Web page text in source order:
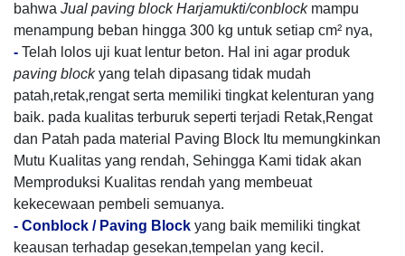
bahwa Jual paving block Harjamukti/conblockmampu
menampung beban hingga 300 kg untuk setiap cm² nya,
- Telah lolos uji kuat lentur beton. Hal ini agar produk
paving blockyang telah dipasang tidak mudah
patah,retak,rengat serta memiliki tingkat kelenturan yang
baik. pada kualitas terburuk seperti terjadi Retak,Rengat
dan Patah pada material Paving Block Itu memungkinkan
Mutu Kualitas yang rendah, Sehingga Kami tidak akan
Memproduksi Kualitas rendah yang membeuat
kekecewaan pembeli semuanya.
- Conblock / Paving Block yang baik memiliki tingkat
keausan terhadap gesekan,tempelan yang kecil.